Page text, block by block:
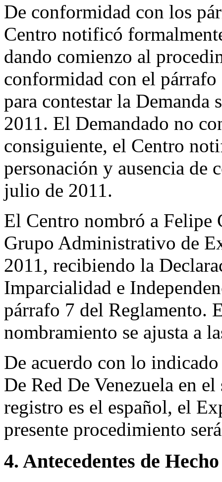
De conformidad con los
Centro notificó
dando comienzo al
conformidad con el
para contestar la
2011. El Demandado no
consiguiente, el Centro
personación y ausencia de
julio de 2011.
El Centro nombró a
Grupo Administrativo de
2011, recibiendo la
Imparcialidad e
párrafo 7 del Reglamento.
nombramiento se ajusta a
De acuerdo con lo
De Red De Venezuela en
registro es el español, el
presente procedimiento
4. Antecedentes de Hecho